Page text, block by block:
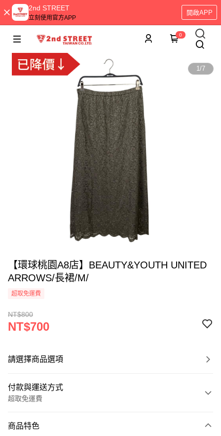
2nd STREET
立刻使用官方APP
開啟APP
0
1/7
【環球桃園A8店】BEAUTY&YOUTH UNITED
ARROWS/長裙/M/
超取免運費
NT$800
NT$700
請選擇商品選項
付款與運送方式
超取免運費
信用卡一次付款
商品特色